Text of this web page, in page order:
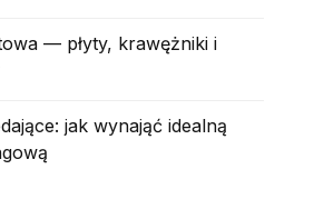
— płyty, krawężniki i
jak wynająć idealną